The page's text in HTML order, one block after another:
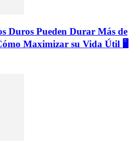
Duros Pueden Durar Más de
Maximizar su Vida Útil 🖥️